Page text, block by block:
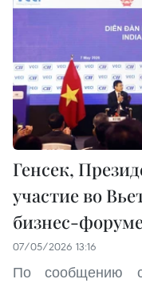
Генсек,
участие во
бизнес-
07/05/2026 13:16
По сообщению